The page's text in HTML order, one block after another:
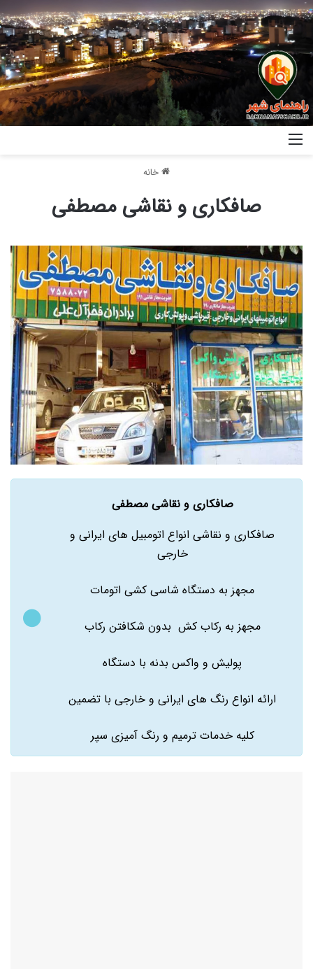
خانه
صافکاری و نقاشی مصطفی
صافکاری و نقاشی مصطفی
صافکاری و نقاشی انواع اتومبیل های ایرانی و
خارجی
مجهز به دستگاه شاسی کشی اتومات
مجهز به رکاب کش بدون شکافتن رکاب
پولیش و واکس بدنه با دستگاه
ارائه انواع رنگ های ایرانی و خارجی با تضمین
کلیه خدمات ترمیم و رنگ آمیزی سپر